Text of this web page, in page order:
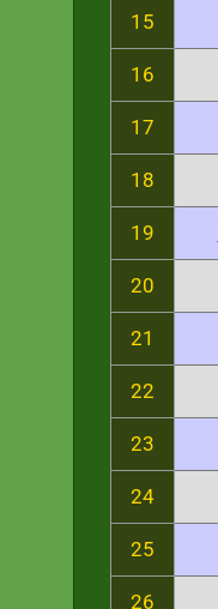
15
16
17
18
19
20
21
22
23
24
25
26